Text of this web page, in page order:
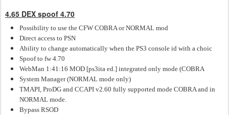
4.65 DEX spoof 4.70
Possibility to use the CFW COBRA or NORMAL mod
Direct access to PSN
Ability to change automatically when the PS3 console id with a choic
Spoof to fw 4.70
WebMan 1:41:16 MOD [ps3ita ed.] integrated only mode (COBRA
System Manager (NORMAL mode only)
TMAPI, ProDG and CCAPI v2.60 fully supported mode COBRA and in
NORMAL mode.
Bypass RSOD